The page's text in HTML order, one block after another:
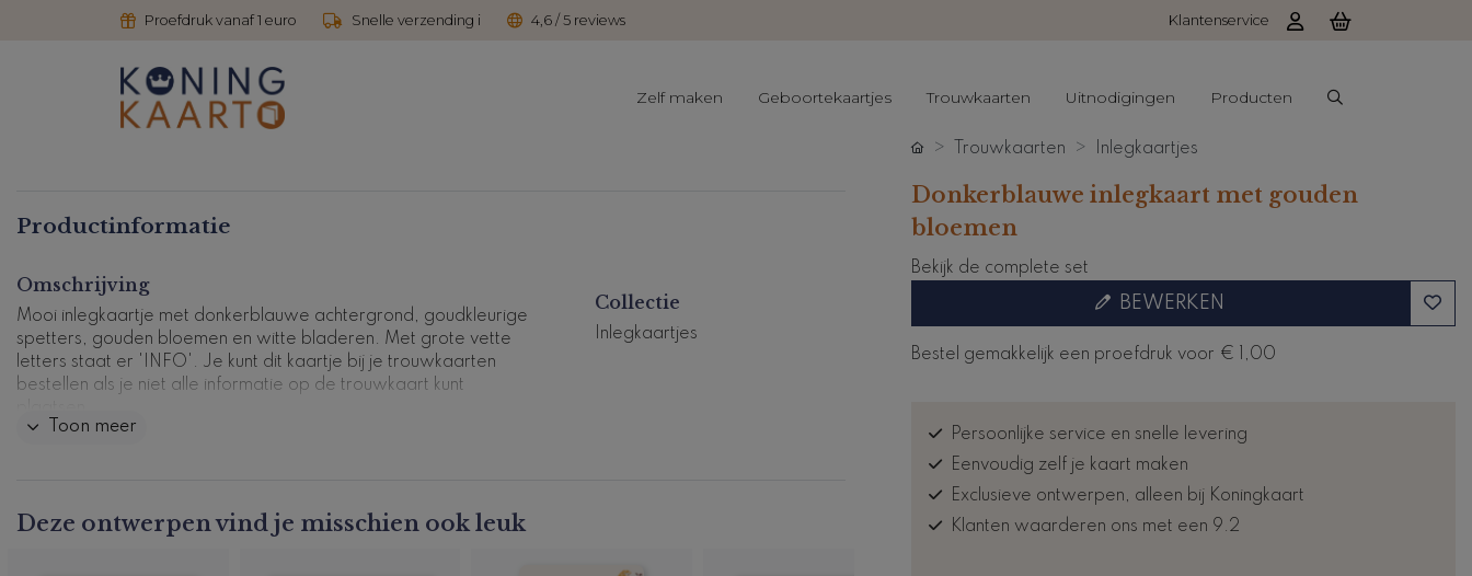
Proefdruk vanaf 1 euro Snelle verzending i 4,6 / 5 reviews Klantenservice
Zelf maken Geboortekaartjes Trouwkaarten Uitnodigingen Producten
Productinformatie
Omschrijving
Mooi inlegkaartje met donkerblauwe achtergrond, goudkleurige
spetters, gouden bloemen en witte bladeren. Met grote vette
letters staat er 'INFO'. Je kunt dit kaartje bij je trouwkaarten
bestellen als je niet alle informatie op de trouwkaart kunt
Toon meer
Collectie
Inlegkaartjes
Deze ontwerpen vind je misschien ook leuk
Trouwkaarten Inlegkaartjes
Donkerblauwe inlegkaart met gouden
bloemen
Bekijk de complete set
BEWERKEN
Bestel gemakkelijk een proefdruk voor € 1,00
Persoonlijke service en snelle levering
Eenvoudig zelf je kaart maken
Exclusieve ontwerpen, alleen bij Koningkaart
Klanten waarderen ons met een 9.2